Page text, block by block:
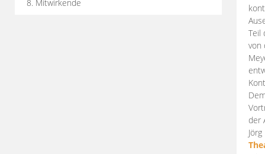
8. Mitwirkende
Teil
von
der